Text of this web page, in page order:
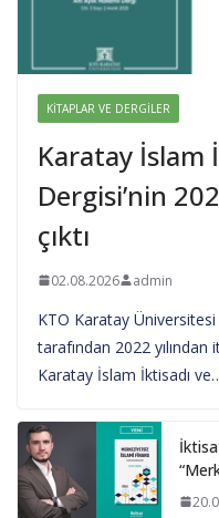
KITAPLAR VE DERGILER
Karatay İslam
Dergisi’nin
çıktı
02.08.2026 admin
KTO Karatay
tarafından 2022
Karatay İslam İktisadı